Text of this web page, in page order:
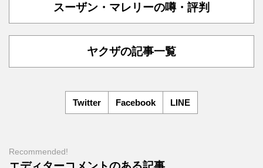
スーザン・マレリーの噂・評判
ヤクザの記事一覧
Twitter Facebook LINE
Recommended!